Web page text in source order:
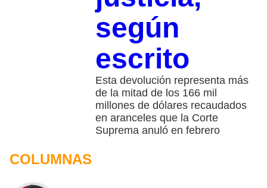
según
escrito
Esta devolución representa más
de la mitad de los 166 mil
millones de dólares recaudados
en aranceles que la Corte
Suprema anuló en febrero
COLUMNAS